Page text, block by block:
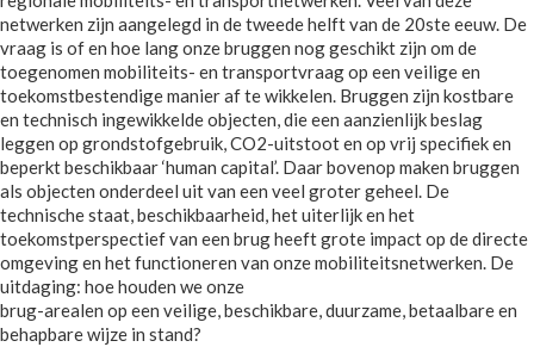
netwerken zijn aangelegd in de tweede helft van de 20ste eeuw. De
vraag is of en hoe lang onze bruggen nog geschikt zijn om de
toegenomen mobiliteits- en transportvraag op een veilige en
toekomstbestendige manier af te wikkelen. Bruggen zijn kostbare
en technisch ingewikkelde objecten, die een aanzienlijk beslag
leggen op grondstofgebruik, CO2-uitstoot en op vrij specifiek en
beperkt beschikbaar ‘human capital’. Daar bovenop maken bruggen
als objecten onderdeel uit van een veel groter geheel. De
technische staat, beschikbaarheid, het uiterlijk en het
toekomstperspectief van een brug heeft grote impact op de directe
omgeving en het functioneren van onze mobiliteitsnetwerken. De
uitdaging: hoe houden we onze
brug-arealen op een veilige, beschikbare, duurzame, betaalbare en
behapbare wijze in stand?